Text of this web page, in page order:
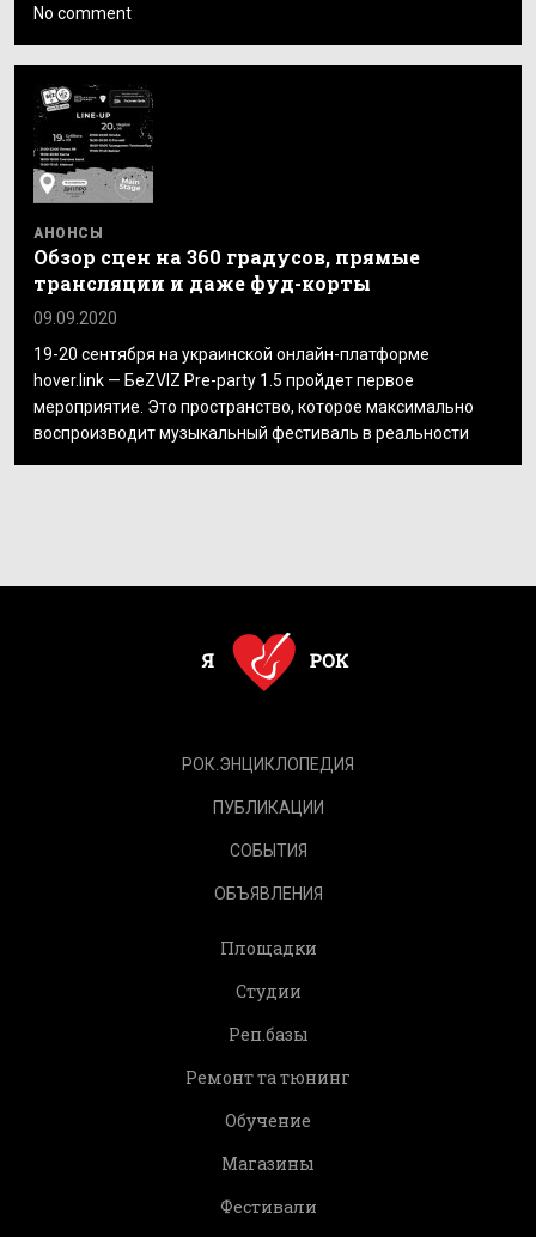
No comment
АНОНСЫ
Обзор сцен на 360 градусов, прямые
трансляции и даже фуд-корты
09.09.2020
19-20 сентября на украинской онлайн-платформе
hover.link — БеZVIZ Pre-party 1.5 пройдет первое
мероприятие. Это пространство, которое максимально
воспроизводит музыкальный фестиваль в реальности
РОК.ЭНЦИКЛОПЕДИЯ
ПУБЛИКАЦИИ
СОБЫТИЯ
ОБЪЯВЛЕНИЯ
Площадки
Студии
Реп.базы
Ремонт та тюнинг
Обучение
Магазины
Фестивали